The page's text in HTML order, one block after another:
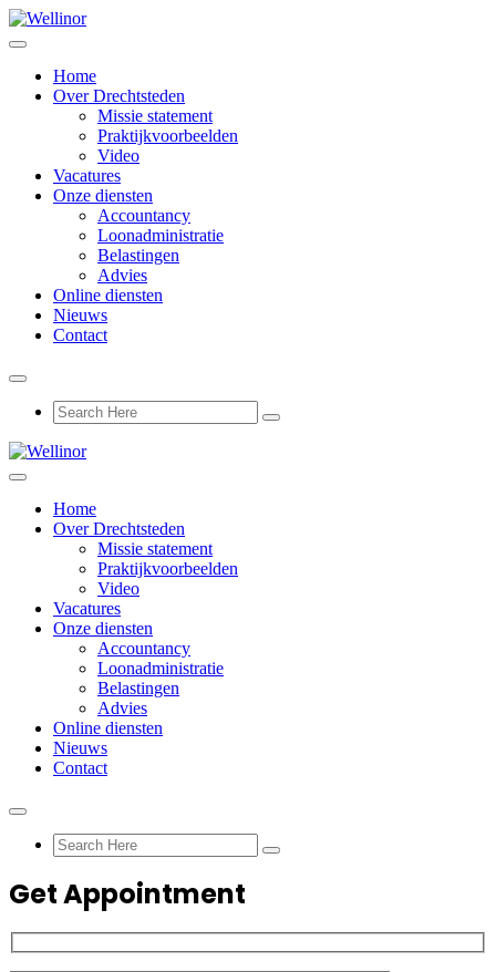
Home
Over Drechtsteden
Missie statement
Praktijkvoorbeelden
Video
Vacatures
Onze diensten
Accountancy
Loonadministratie
Belastingen
Advies
Online diensten
Nieuws
Contact
Home
Over Drechtsteden
Missie statement
Praktijkvoorbeelden
Video
Vacatures
Onze diensten
Accountancy
Loonadministratie
Belastingen
Advies
Online diensten
Nieuws
Contact
Get Appointment